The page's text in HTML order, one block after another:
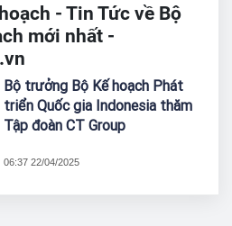
- Tin Tức về Bộ
mới nhất -
Bộ trưởng Bộ Kế hoạch Phát
triển Quốc gia Indonesia thăm
Tập đoàn CT Group
06:37 22/04/2025